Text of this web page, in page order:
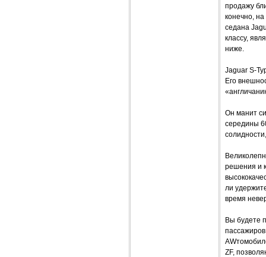
продажу
конечно,
седана
классу,
ниже.
Jaguar S-
Его
Он манит
середины
решения и
ли
время
Вы будете
ZF,